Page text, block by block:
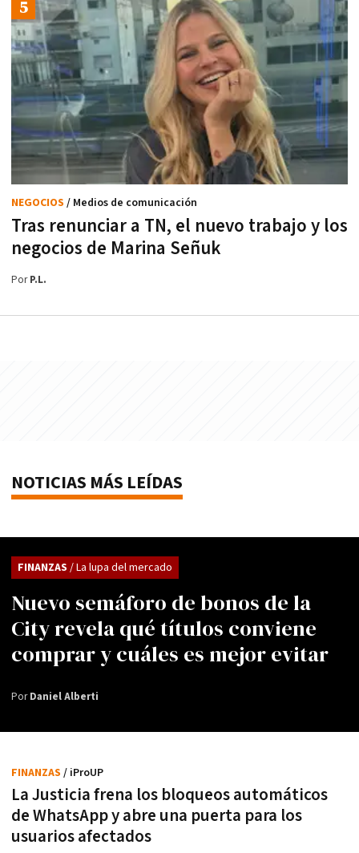
Tras renunciar a TN, el nuevo trabajo y los
negocios de Marina Señuk
NEGOCIOS / Medios de comunicación
PorP.L.
NOTICIAS MÁS LEÍDAS
Nuevo semáforo de bonos de la
City revela qué títulos conviene
comprar y cuáles es mejor evitar
FINANZAS / La lupa del mercado
PorDaniel Alberti
La Justicia frena los bloqueos automáticos
de WhatsApp y abre una puerta para los
usuarios afectados
FINANZAS / iProUP